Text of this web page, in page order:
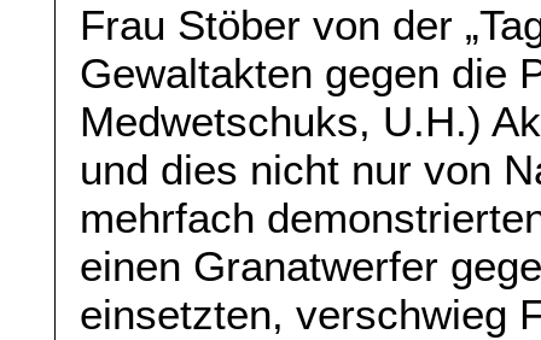
Frau Stöber von der
Gewaltakten gegen die
Medwetschuks, U.H.)
und dies nicht nur von
mehrfach
einen Granatwerfer
einsetzten, verschwieg